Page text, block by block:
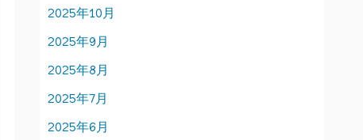
2025年10月
2025年9月
2025年8月
2025年7月
2025年6月